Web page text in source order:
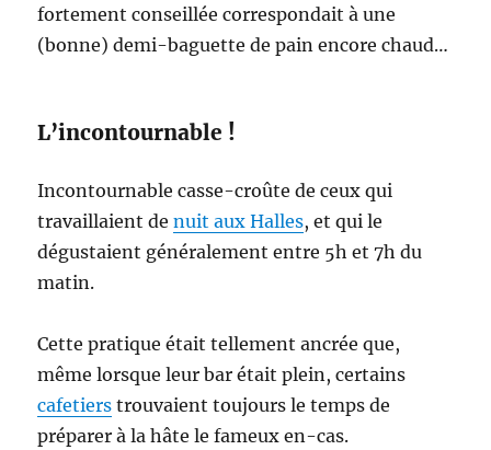
fortement conseillée correspondait à une
(bonne) demi-baguette de pain encore chaud…
L’incontournable !
Incontournable casse-croûte de ceux qui
travaillaient denuit aux Halles, et qui le
dégustaient généralement entre 5h et 7h du
matin.
Cette pratique était tellement ancrée que,
même lorsque leur bar était plein, certains
cafetiers trouvaient toujours le temps de
préparer à la hâte le fameux en-cas.